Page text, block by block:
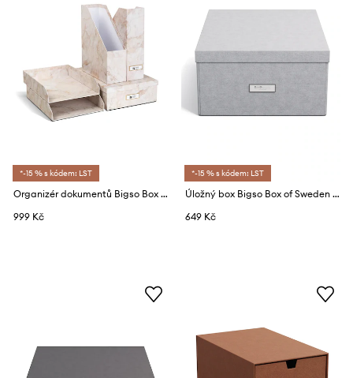
*-15 % s kódem: LST
Organizér dokumentů Bigso Box of Sweden Holger 5-pack
999 Kč
*-15 % s kódem: LST
Úložný box Bigso Box of Sweden XL
649 Kč